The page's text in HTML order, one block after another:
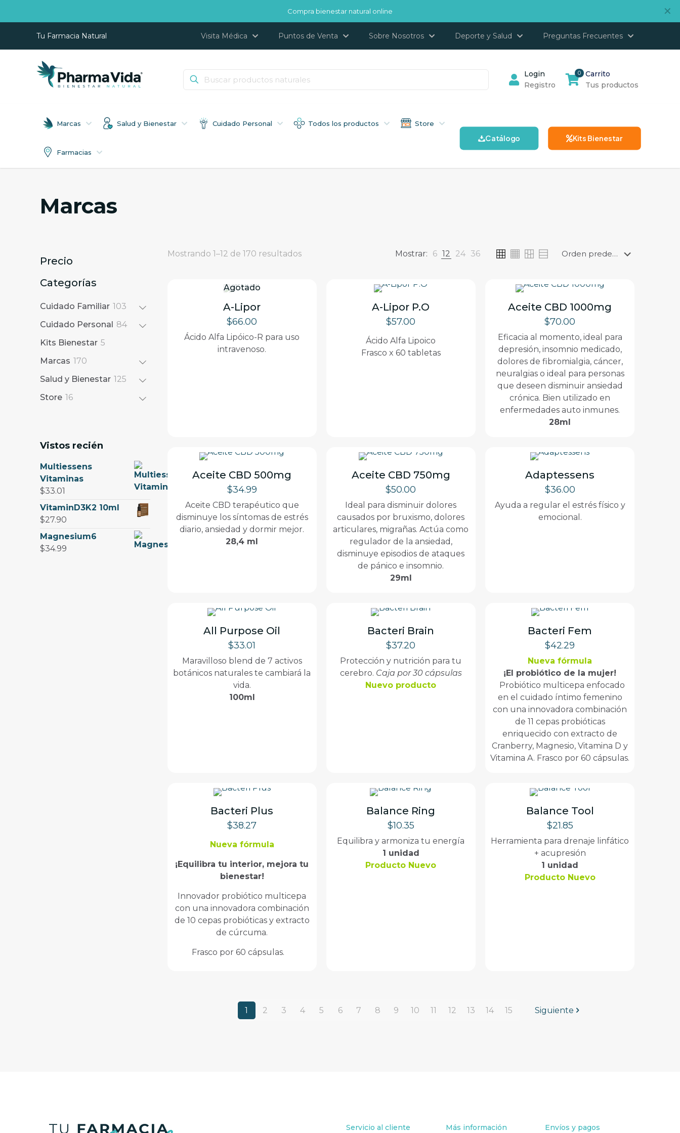
Compra bienestar natural online ✕
Tu Farmacia Natural Visita Médica Puntos de Venta Sobre Nosotros Deporte y Salud Preguntas Frecuentes
Login
Registro
0
Carrito
Tus productos
Marcas Salud y Bienestar Cuidado Personal Todos los productos Store
Farmacias
Catálogo Kits Bienestar
Marcas
Precio
Categorías
Cuidado Familiar 103
Cuidado Personal 848
Kits Bienestar 5
o
Marcas 170
0
u
t
Salud y Bienestar 125
Store 161
o
u
c
o
Vistos recién
Multiessens
Vitaminas
$33.01
VitaminD3K2 10ml
$27.90
Magnesium6
$34.99
Mostrando 1–12 de 170 resultados Mostrar: 6 12 24 36
Agotado
A-Lipor
$66.00
Ácido Alfa Lipóico-R para uso
intravenoso.
A-Lipor P.O
$57.00
Ácido Alfa Lipoico
Frasco x 60 tabletas
Aceite CBD 1000mg
$70.00
Eficacia al momento, ideal para
depresión, insomnio medicado,
dolores de fibromialgia, cáncer,
neuralgias o ideal para personas
que deseen disminuir ansiedad
crónica. Bien utilizado en
enfermedades auto inmunes.
28ml
Aceite CBD 500mg
$34.99
Aceite CBD terapéutico que
disminuye los síntomas de estrés
diario, ansiedad y dormir mejor.
28,4 ml
Aceite CBD 750mg
$50.00
Ideal para disminuir dolores
causados por bruxismo, dolores
articulares, migrañas. Actúa como
regulador de la ansiedad,
disminuye episodios de ataques
de pánico e insomnio.
29ml
Adaptessens
$36.00
Ayuda a regular el estrés físico y
emocional.
All Purpose Oil
$33.01
Maravilloso blend de 7 activos
botánicos naturales te cambiará la
vida.
100ml
Bacteri Brain
$37.20
Protección y nutrición para tu
cerebro. Caja por 30 cápsulas
Nuevo producto
Bacteri Fem
$42.29
Nueva fórmula
¡El probiótico de la mujer!
Probiótico multicepa enfocado
en el cuidado íntimo femenino
con una innovadora combinación
de 11 cepas probióticas
enriquecido con extracto de
Cranberry, Magnesio, Vitamina D y
Vitamina A. Frasco por 60 cápsulas.
Bacteri Plus
$38.27
Nueva fórmula
¡Equilibra tu interior, mejora tu
bienestar!
Innovador probiótico multicepa
con una innovadora combinación
de 10 cepas probióticas y extracto
de cúrcuma.
Frasco por 60 cápsulas.
Balance Ring
$10.35
Equilibra y armoniza tu energía
1 unidad
Producto Nuevo
Balance Tool
$21.85
Herramienta para drenaje linfático
+ acupresión
1 unidad
Producto Nuevo
1 2 3 4 5 6 7 8 9 10 11 12 13 14 15 Siguiente
Servicio al cliente Más información Envíos y pagos